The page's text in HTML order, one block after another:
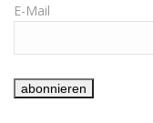
E-Mail